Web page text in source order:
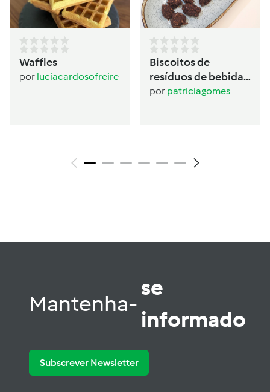
Waffles
por luciacardosofreire
Biscoitos de
resíduos de bebida
de aveia
por patriciagomes
Mantenha-
se
informado
Subscrever Newsletter